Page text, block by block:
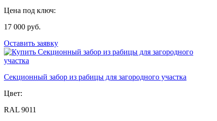
Цена под ключ:
17 000 руб.
Оставить заявку
Секционный забор из рабицы для загородного участка
Цвет:
RAL 9011